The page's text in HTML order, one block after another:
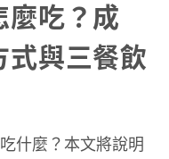
麼吃？成
式與三餐飲
什麼？本文將說明